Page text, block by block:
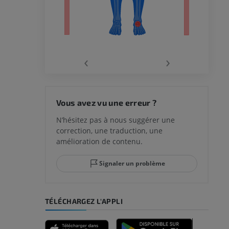
‹ ›
Vous avez vu une erreur ?
N’hésitez pas à nous suggérer une
correction, une traduction, une
amélioration de contenu.
Signaler un problème
TÉLÉCHARGEZ L'APPLI